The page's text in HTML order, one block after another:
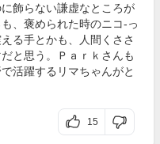
飾らない謙虚なところが
、褒められた時のニコ-っ
る手とかも、人間くささ
と思う。Ｐａｒｋさんも
活躍するリマちゃんがと
15